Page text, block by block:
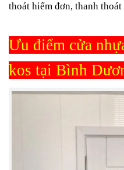
thoát hiểm đơn, thanh
Ưu điểm cửa
kos tại Bình